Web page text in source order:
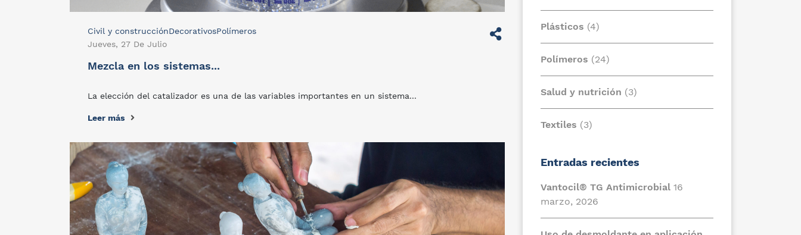
Civil y construcciónDecorativosPolímeros
Jueves, 27 De Julio
Mezcla en los sistemas...
La elección del catalizador es una de las variables importantes en un sistema...
Leer más
Plásticos (4)
Polímeros (24)
Salud y nutrición (3)
Textiles (3)
Entradas recientes
Vantocil® TG Antimicrobial 16
marzo, 2026